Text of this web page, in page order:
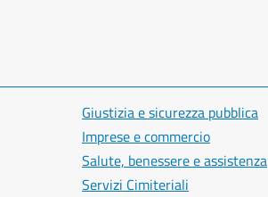
Giustizia e sicurezza pubblica
Imprese e commercio
Salute, benessere e assistenza
Servizi Cimiteriali